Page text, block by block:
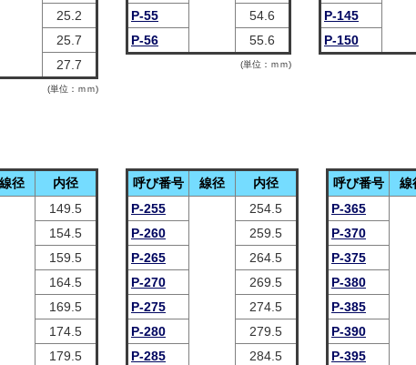
(単位：ｍｍ)
25.2
25.7
27.7 (単位：ｍｍ)
P-55
54.6
P-56
55.6
P-145
P-150
線径
内径
149.5
154.5
159.5
164.5
169.5
174.5
179.5
呼び番号 線径
内径
P-255
254.5
P-260
259.5
P-265
264.5
P-270
269.5
P-275
274.5
P-280
279.5
P-285
284.5
呼び番号
線
P-365
P-370
P-375
P-380
P-385
P-390
P-395